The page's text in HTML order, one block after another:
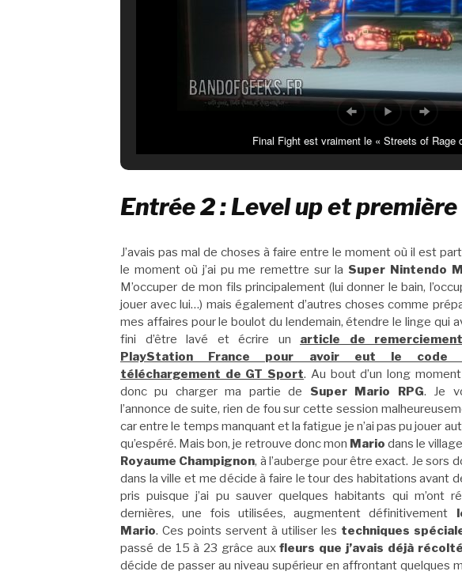
Final Fight est vraiment le « Streets of Rage
Entrée 2 : Level up et
J’avais pas mal de choses à faire entre le moment où il est
le moment où j’ai pu me remettre sur la Super Nintendo
M’occuper de mon fils principalement (lui donner le bain,
jouer avec lui…) mais également d’autres choses comme
mes affaires pour le boulot du lendemain, étendre le linge qui
fini d’être lavé et écrire un article de
PlayStation France pour avoir eut le code
téléchargement de GT Sport. Au bout d’un long moment
donc pu charger ma partie de Super Mario RPG. Je
l’annonce de suite, rien de fou sur cette session
car entre le temps manquant et la fatigue je n’ai pas pu jouer
qu’espéré. Mais bon, je retrouve donc mon Mariodans le
Royaume Champignon, à l’auberge pour être exact. Je sors
dans la ville et me décide à faire le tour des habitations avant
pris puisque j’ai pu sauver quelques habitants qui m’ont
dernières, une fois utilisées, augmentent définitivement
Mario. Ces points servent à utiliser les techniques
passé de 15 à 23 grâce auxfleurs que j’avais déjà
décide de passer au niveau supérieur en affrontant quelques